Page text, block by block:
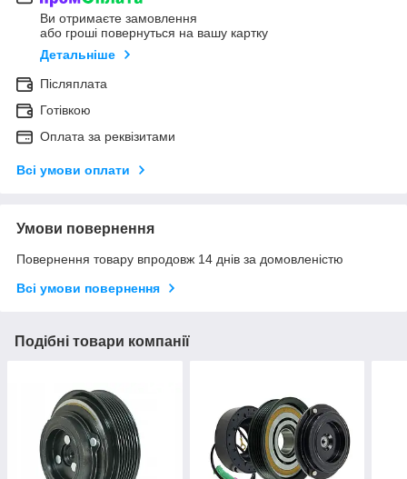
Ви отримаєте замовлення
або гроші повернуться на вашу картку
Детальніше
Післяплата
Готівкою
Оплата за реквізитами
Всі умови оплати
Умови повернення
Повернення товару впродовж 14 днів за домовленістю
Всі умови повернення
Подібні товари компанії